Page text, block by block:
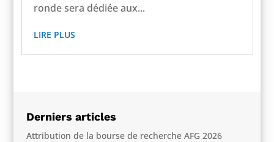
ronde sera dédiée aux...
LIRE PLUS
Derniers articles
Attribution de la bourse de recherche AFG 2026